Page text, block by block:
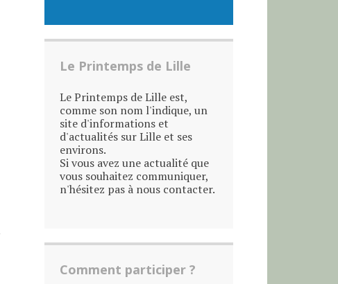
Le Printemps de Lille
Le Printemps de Lille est,
comme son nom l'indique, un
site d'informations et
d'actualités sur Lille et ses
environs.
Si vous avez une actualité que
vous souhaitez communiquer,
n'hésitez pas à nous contacter.
Comment participer ?